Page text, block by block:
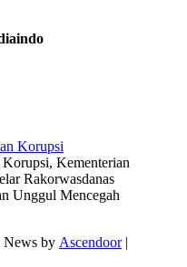
Kementerian
Rakorwasdanas
Unggul Mencegah
News by Ascendoor|